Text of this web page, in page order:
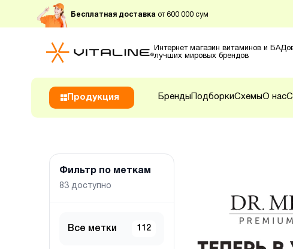
Бесплатная доставка от 600 000 сум
Интернет магазин витаминов и
лучших мировых брендов
Продукция Бренды ПодборкиСхемыО нас
Фильтр по меткам
83 доступно
Все метки 112